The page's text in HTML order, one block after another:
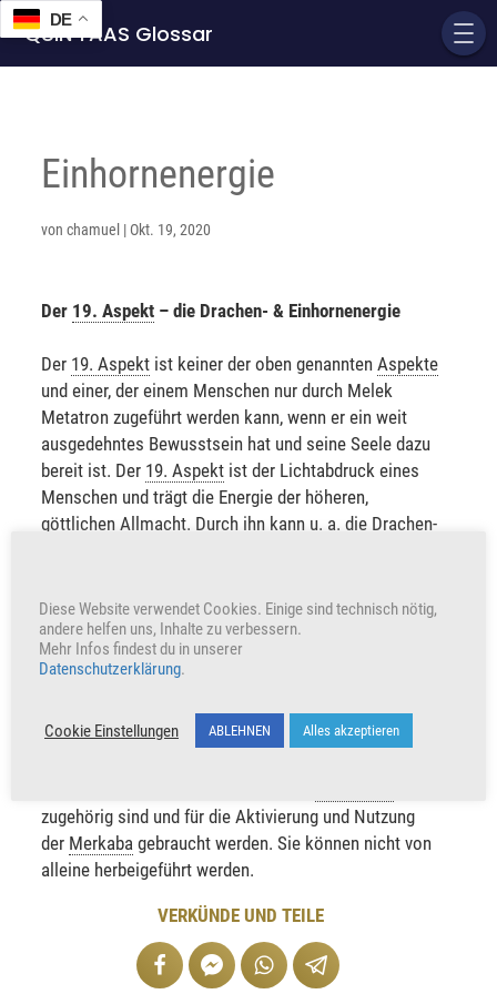
QUIN'TAAS Glossar
Einhornenergie
vonchamuel | Okt. 19, 2020
Der 19. Aspekt – die Drachen- & Einhornenergie
Der 19. Aspekt ist keiner der oben genanntenAspekte
und einer, der einem Menschen nur durch Melek
Metatron zugeführt werden kann, wenn er ein weit
ausgedehntes Bewusstsein hat und seine Seele dazu
bereit ist. Der 19. Aspekt ist der Lichtabdruck eines
Menschen und trägt die Energie der höheren,
göttlichen Allmacht. Durch ihn kann u. a. die Drachen-
Attribute zur vollen Entfaltung gebracht werden. Doch
seine tiefgreifende Bedeutung ist nur schwer mit
Worten beschreibbar, nicht mit dem Verstand
erfassbar, sondern beinhaltet so viel mehr, als ein
Mensch sich für gewöhnlich vorstellen kann. In
manchen Channelings wird „der Drache“ oder „das
zugehörig sind und für die Aktivierung und Nutzung
der Merkaba gebraucht werden. Sie können nicht von
alleine herbeigeführt werden.
VERKÜNDE UND TEILE
Diese Website verwendet Cookies. Einige sind technisch nötig,
andere helfen uns, Inhalte zu verbessern.
Mehr Infos findest du in unserer
Datenschutzerklärung.
Cookie Einstellungen ABLEHNEN Alles akzeptieren
DE